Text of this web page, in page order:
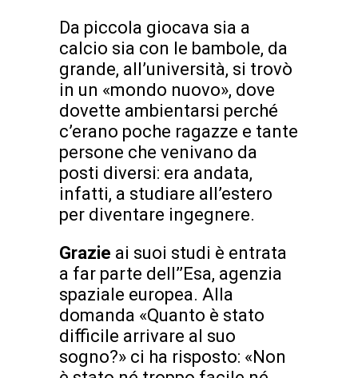
Da piccola giocava sia a
calcio sia con le bambole, da
grande, all’università, si trovò
in un «mondo nuovo», dove
dovette ambientarsi perché
c’erano poche ragazze e tante
persone che venivano da
posti diversi: era andata,
infatti, a studiare all’estero
per diventare ingegnere.
Grazie ai suoi studi è entrata
a far parte dell’’Esa, agenzia
spaziale europea. Alla
domanda «Quanto è stato
difficile arrivare al suo
sogno?» ci ha risposto: «Non